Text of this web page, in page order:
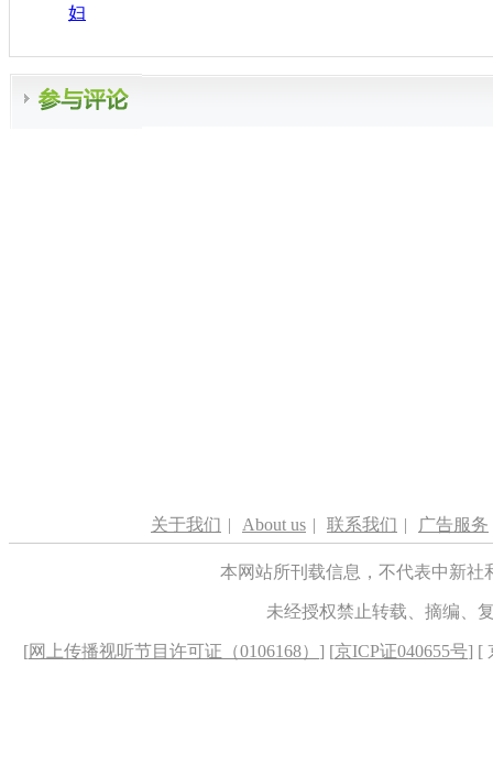
妇
关于我们 | About us | 联系我们 | 广告服务
本网站所刊载信息，不代表中新
未经授权禁止转载、摘编、
[网上传播视听节目许可证（0106168） ] [京ICP证040655号] [